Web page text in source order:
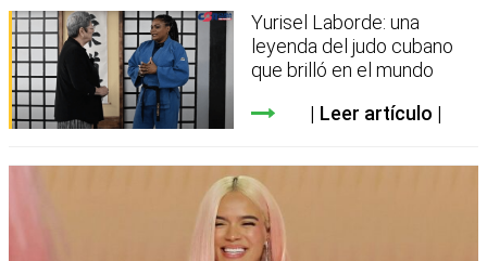
Yurisel Laborde: una
leyenda del judo cubano
que brilló en el mundo
Leer artículo